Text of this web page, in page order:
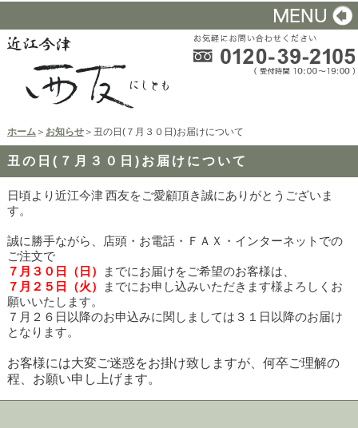
ホーム＞ お知らせ＞丑の日(７月３０日)お届けについて
丑の日(７月３０日)お届けについて
日頃より近江今津 西友をご愛顧頂き誠にありがとうございま
す。
誠に勝手ながら、店頭・お電話・ＦＡＸ・インターネットでの
ご注文で
７ 月３０日（日）
までにお届けをご希望のお客様は、
７月２５日（火）
までにお申し込みいただきます様よろしくお
願いいたします。
７月２６日以降のお申込みに関しましては３１日以降のお届け
となります。
お客様には大変ご迷惑をお掛け致しますが、何卒ご理解の
程、お願い申し上げます。